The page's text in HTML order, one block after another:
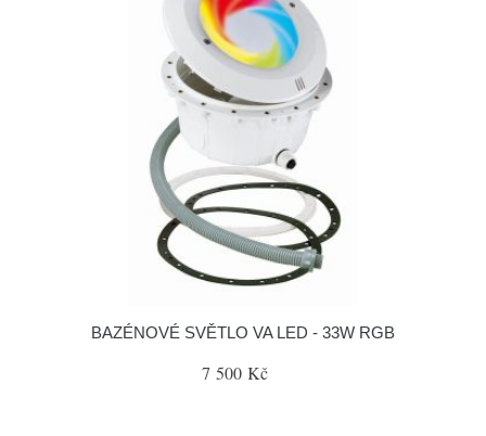
BAZÉNOVÉ SVĚTLO VA LED - 33W RGB
7 500 Kč